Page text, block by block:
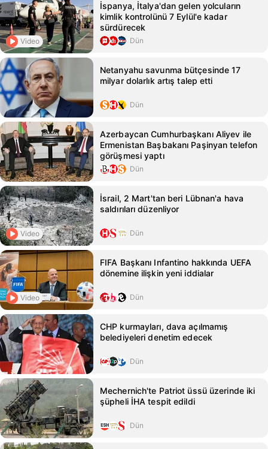
Video
İspanya, İtalya'dan gelen yolcuların
kimlik kontrolünü 7 Eylül'e kadar
sürdürecek
Dün
Netanyahu savunma bütçesinde 17
milyar dolarlık artış talep etti
Dün
Azerbaycan Cumhurbaşkanı Aliyev ile
Ermenistan Başbakanı Paşinyan telefon
görüşmesi yaptı
Dün
Video
İsrail, 2 Mart'tan beri Lübnan'a hava
saldırıları düzenliyor
Dün
Video
FIFA Başkanı Infantino hakkında UEFA
dönemine ilişkin yeni iddialar
Dün
CHP kurmayları, dava açılmamış
belediyeleri denetim edecek
Dün
Mechernich'te Patriot üssü üzerinde iki
şüpheli İHA tespit edildi
Dün